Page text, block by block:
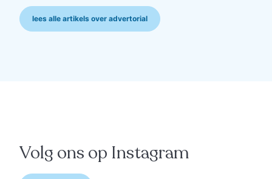
lees alle artikels over advertorial
Volg ons op Instagram